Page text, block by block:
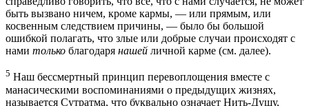
быть вызвано ничем, кроме кармы, — или прямым, или
косвенным следствием причины, — было бы большой
ошибкой полагать, что злые или добрые случаи происходят с
нами только благодаря нашей личной карме (см. далее).
5 Наш бессмертный принцип перевоплощения вместе с
манасическими воспоминаниями о предыдущих жизнях,
называется Сутратма, что буквально означает Нить-Душу,